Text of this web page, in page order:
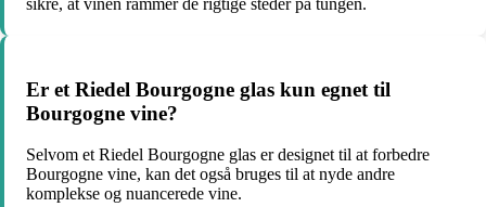
sikre, at vinen rammer de rigtige steder på tungen.
Er et Riedel Bourgogne glas kun egnet til
Bourgogne vine?
Selvom et Riedel Bourgogne glas er designet til at forbedre
Bourgogne vine, kan det også bruges til at nyde andre
komplekse og nuancerede vine.